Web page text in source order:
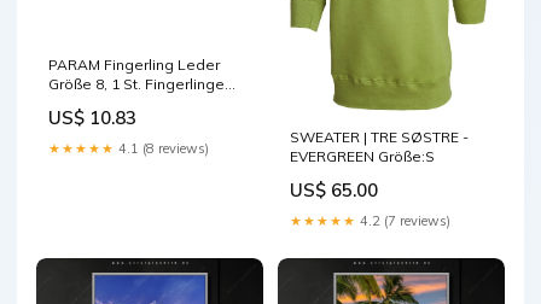
PARAM Fingerling Leder
Größe 8, 1 St. Fingerlinge
US$ 10.83
★★★★★ 4.1 (8 reviews)
SWEATER | TRE SØSTRE -
EVERGREEN Größe:S
US$ 65.00
★★★★★ 4.2 (7 reviews)